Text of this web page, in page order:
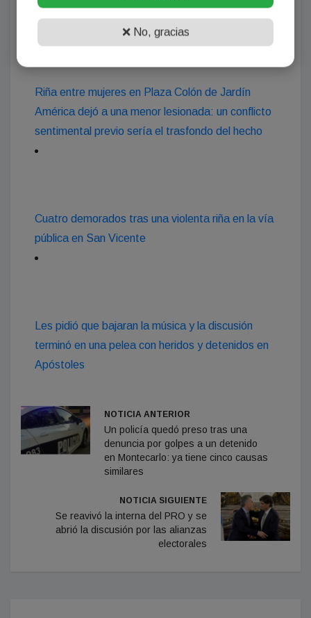
Riña entre mujeres en Plaza Colón de Jardín
América dejó a una menor lesionada: un conflicto
sentimental previo sería el trasfondo del hecho
Cuatro demorados tras una violenta riña en la vía
pública en San Vicente
Les pidió que bajaran la música y la discusión
terminó en una pelea con heridos y detenidos en
Apóstoles
NOTICIA ANTERIOR
Un policía quedó preso tras una
denuncia por golpes a un detenido
en Montecarlo: ya tiene cinco causas
similares
NOTICIA SIGUIENTE
Se reavivó la interna del PRO y se
abrió la discusión por las alianzas
electorales
❌ No, gracias